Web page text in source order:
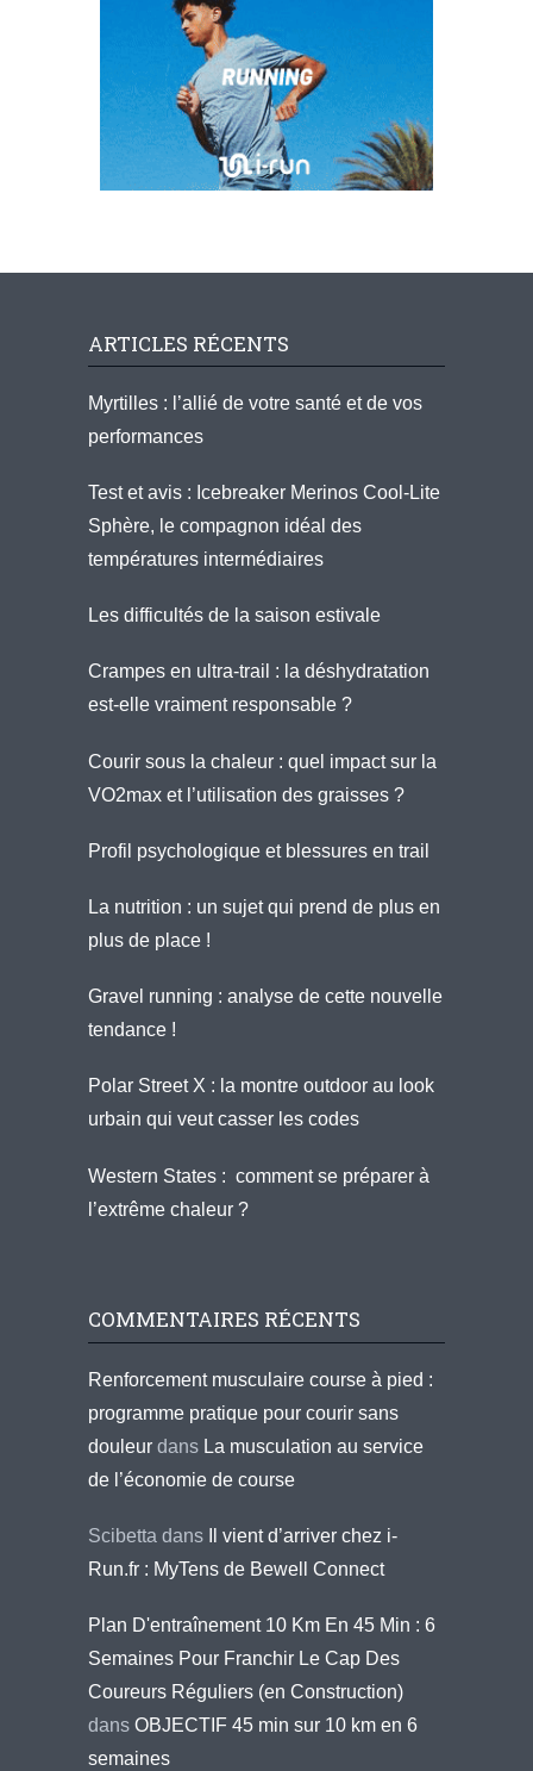
ARTICLES RÉCENTS
Myrtilles : l’allié de votre santé et de vos
performances
Test et avis : Icebreaker Merinos Cool-Lite
Sphère, le compagnon idéal des
températures intermédiaires
Les difficultés de la saison estivale
Crampes en ultra-trail : la déshydratation
est-elle vraiment responsable ?
Courir sous la chaleur : quel impact sur la
VO2max et l’utilisation des graisses ?
Profil psychologique et blessures en trail
La nutrition : un sujet qui prend de plus en
plus de place !
Gravel running : analyse de cette nouvelle
tendance !
Polar Street X : la montre outdoor au look
urbain qui veut casser les codes
Western States : comment se préparer à
l’extrême chaleur ?
COMMENTAIRES RÉCENTS
Renforcement musculaire course à pied :
programme pratique pour courir sans
douleur dans La musculation au service
de l’économie de course
Scibetta dans
Il vient d’arriver chez i-
Run.fr : MyTens de Bewell Connect
Plan D'entraînement 10 Km En 45 Min : 6
Semaines Pour Franchir Le Cap Des
Coureurs Réguliers (en Construction)
dans OBJECTIF 45 min sur 10 km en 6
semaines